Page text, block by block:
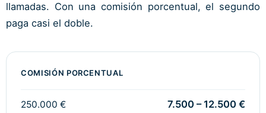
llamadas. Con una comisión porcentual, el segundo
paga casi el doble.
COMISIÓN PORCENTUAL
250.000 € 7.500 – 12.500 €